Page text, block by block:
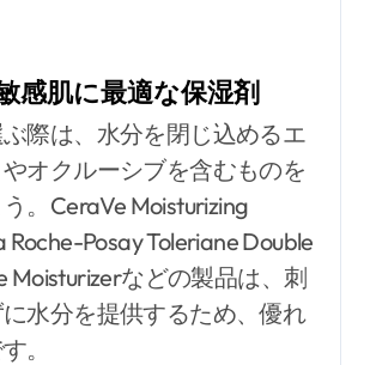
感肌に最適な保湿剤
際は、水分を閉じ込めるエ
オクルーシブを含むものを
。CeraVe Moisturizing
Posay Toleriane Double
Moisturizerなどの製品は、刺
水分を提供するため、優れ
。